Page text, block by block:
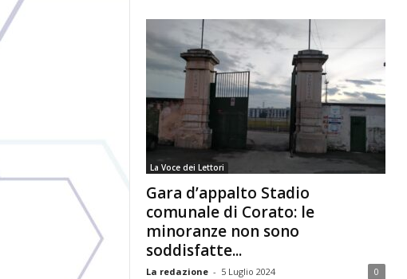
La Voce dei Lettori
Gara d’appalto Stadio
comunale di Corato: le
minoranze non sono
soddisfatte...
La redazione - 5 Luglio 2024 0